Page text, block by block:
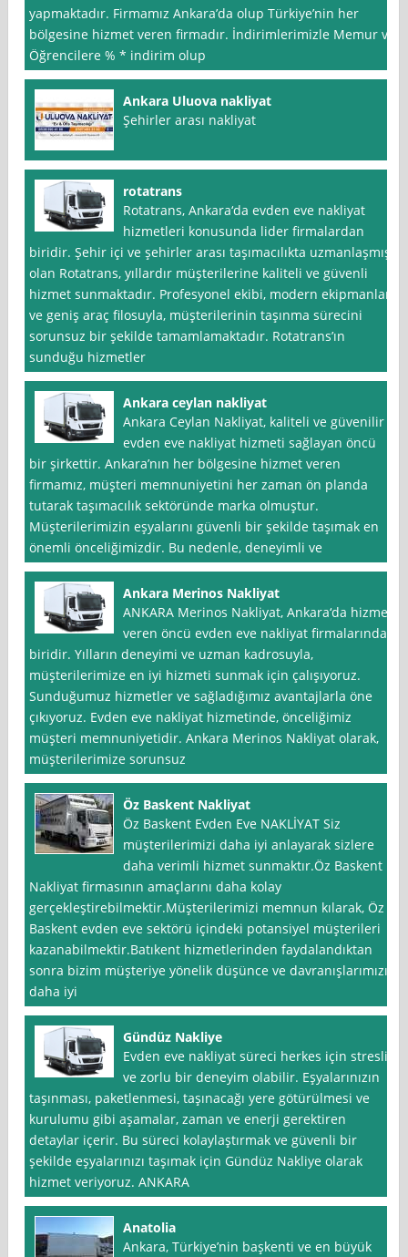
yapmaktadır. Firmamız Ankara’da olup Türkiye’nin her
bölgesine hizmet veren firmadır. İndirimlerimizle Memur ve
Öğrencilere % * indirim olup
Ankara Uluova nakliyat
Şehirler arası nakliyat
rotatrans
Rotatrans, Ankara‘da evden eve nakliyat
hizmetleri konusunda lider firmalardan
biridir. Şehir içi ve şehirler arası taşımacılıkta uzmanlaşmış
olan Rotatrans, yıllardır müşterilerine kaliteli ve güvenli
hizmet sunmaktadır. Profesyonel ekibi, modern ekipmanları
ve geniş araç filosuyla, müşterilerinin taşınma sürecini
sorunsuz bir şekilde tamamlamaktadır. Rotatrans’ın
sunduğu hizmetler
Ankara ceylan nakliyat
Ankara Ceylan Nakliyat, kaliteli ve güvenilir
evden eve nakliyat hizmeti sağlayan öncü
bir şirkettir. Ankara’nın her bölgesine hizmet veren
firmamız, müşteri memnuniyetini her zaman ön planda
tutarak taşımacılık sektöründe marka olmuştur.
Müşterilerimizin eşyalarını güvenli bir şekilde taşımak en
önemli önceliğimizdir. Bu nedenle, deneyimli ve
Ankara Merinos Nakliyat
ANKARA Merinos Nakliyat, Ankara‘da hizmet
veren öncü evden eve nakliyat firmalarından
biridir. Yılların deneyimi ve uzman kadrosuyla,
müşterilerimize en iyi hizmeti sunmak için çalışıyoruz.
Sunduğumuz hizmetler ve sağladığımız avantajlarla öne
çıkıyoruz. Evden eve nakliyat hizmetinde, önceliğimiz
müşteri memnuniyetidir. Ankara Merinos Nakliyat olarak,
müşterilerimize sorunsuz
Öz Baskent Nakliyat
Öz Baskent Evden Eve NAKLİYAT Siz
müşterilerimizi daha iyi anlayarak sizlere
daha verimli hizmet sunmaktır.Öz Baskent
Nakliyat firmasının amaçlarını daha kolay
gerçekleştirebilmektir.Müşterilerimizi memnun kılarak, Öz
Baskent evden eve sektörü içindeki potansiyel müşterileri
kazanabilmektir.Batıkent hizmetlerinden faydalandıktan
sonra bizim müşteriye yönelik düşünce ve davranışlarımızı
daha iyi
Gündüz Nakliye
Evden eve nakliyat süreci herkes için stresli
ve zorlu bir deneyim olabilir. Eşyalarınızın
taşınması, paketlenmesi, taşınacağı yere götürülmesi ve
kurulumu gibi aşamalar, zaman ve enerji gerektiren
detaylar içerir. Bu süreci kolaylaştırmak ve güvenli bir
şekilde eşyalarınızı taşımak için Gündüz Nakliye olarak
hizmet veriyoruz. ANKARA
Anatolia
Ankara, Türkiye’nin başkenti ve en büyük